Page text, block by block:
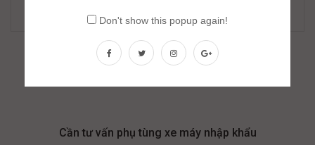
Cần tư vấn phụ tùng xe máy nhập khẩu
Don't show this popup again!